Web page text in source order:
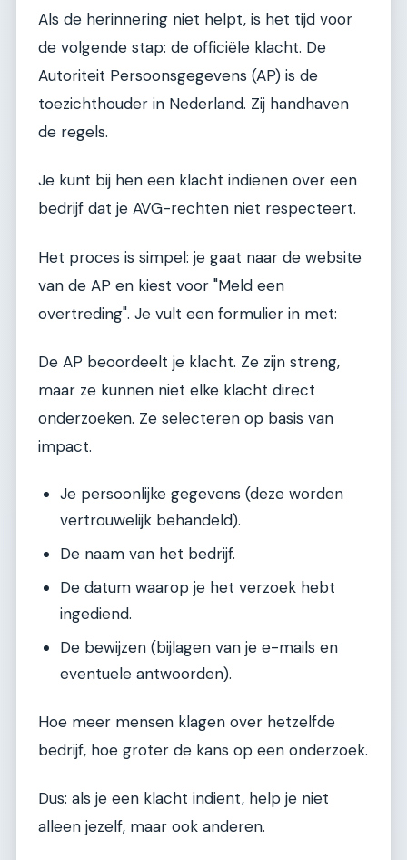
Als de herinnering niet helpt, is het tijd voor
de volgende stap: de officiële klacht. De
Autoriteit Persoonsgegevens (AP) is de
toezichthouder in Nederland. Zij handhaven
de regels.
Je kunt bij hen een klacht indienen over een
bedrijf dat je AVG-rechten niet respecteert.
Het proces is simpel: je gaat naar de website
van de AP en kiest voor "Meld een
overtreding". Je vult een formulier in met:
De AP beoordeelt je klacht. Ze zijn streng,
maar ze kunnen niet elke klacht direct
onderzoeken. Ze selecteren op basis van
impact.
Je persoonlijke gegevens (deze worden
vertrouwelijk behandeld).
De naam van het bedrijf.
De datum waarop je het verzoek hebt
ingediend.
De bewijzen (bijlagen van je e-mails en
eventuele antwoorden).
Hoe meer mensen klagen over hetzelfde
bedrijf, hoe groter de kans op een onderzoek.
Dus: als je een klacht indient, help je niet
alleen jezelf, maar ook anderen.